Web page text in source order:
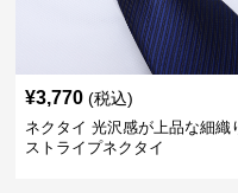
¥3,770 (税込)
ネクタイ 光沢感が上品な細織
ストライプネクタイ